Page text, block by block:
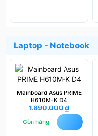
Laptop - Notebook
Mainboard Asus PRIME
H610M-K D4
1.890.000 ₫
Còn hàng